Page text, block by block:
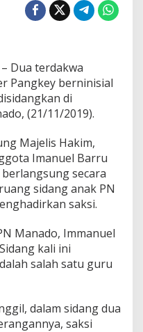
Dua terdakwa
Pangkey berninisial
di
(21/11/2019).
Majelis Hakim,
Imanuel Barru
secara
sidang anak PN
saksi.
Manado, Immanuel
kali ini
salah satu guru
dalam sidang dua
saksi